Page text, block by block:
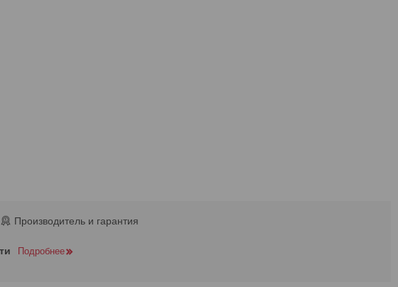
Производитель и гарантия
Подробнее